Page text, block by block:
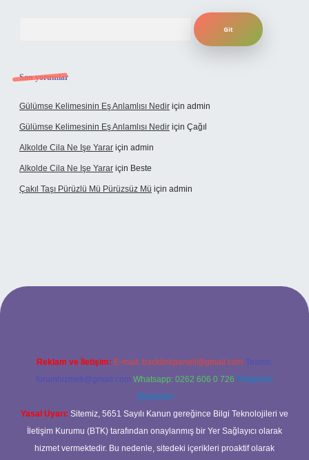
Son yorumlar
Gülümse Kelimesinin Eş Anlamlısı Nedir için admin
Gülümse Kelimesinin Eş Anlamlısı Nedir için Çağıl
Alkolde Cila Ne Işe Yarar için admin
Alkolde Cila Ne Işe Yarar için Beste
Çakıl Taşı Pürüzlü Mü Pürüzsüz Mü için admin
Reklam ve İletişim: E-mail: backlinkpaneli@gmail.com Teams:
forumhizmeti@gmail.com Whatsapp: 0262 606 0 726 Telegram:
@karabul
Yasal Uyarı: Sitemiz, 5651 Sayılı Kanun gereğince Bilgi Teknolojileri ve
İletişim Kurumu (BTK) tarafından onaylanmış bir Yer Sağlayıcı olarak
hizmet vermektedir. Bu nedenle, sitedeki içerikleri proaktif olarak